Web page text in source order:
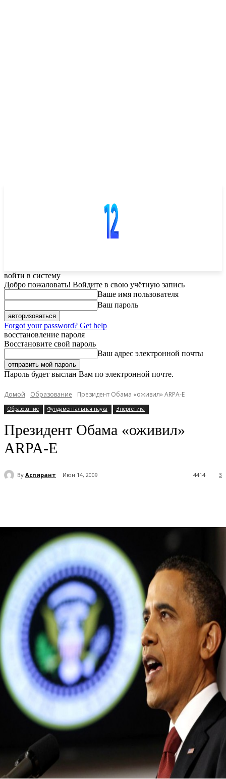
войти в систему
Добро пожаловать! Войдите в свою учётную запись
Ваше имя пользователя
Ваш пароль
Forgot your password? Get help
восстановление пароля
Восстановите свой пароль
Ваш адрес электронной почты
Пароль будет выслан Вам по электронной почте.
Домой Образование Президент Обама «оживил» ARPA-E
Образование Фундаментальная наука Энергетика
Президент Обама «оживил»
ARPA-E
By Аспирант Июн 14, 2009 3
4414